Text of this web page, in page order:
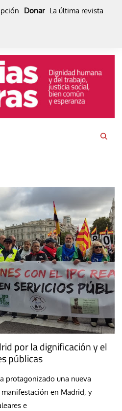
Donar La última revista
por la dignificación y el
públicas
protagonizado una nueva
en Madrid, y
e